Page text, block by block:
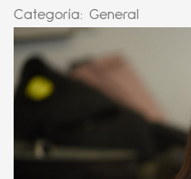
Categoría: General